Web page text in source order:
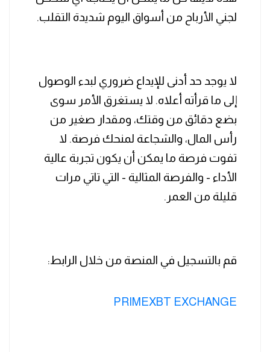
لجني الأرباح من أسواق اليوم شديدة التقلب.
لا يوجد حد أدنى للإيداع ضروري لبدء الوصول
إلى ما قرأته أعلاه. لا يستغرق الأمر سوى
بضع دقائق من وقتك، ومقدار صغير من
رأس المال، والشجاعة لمنحك فرصة. لا
تفوت فرصة ما يمكن أن يكون تجربة عالية
الأداء - والفرصة المثالية - التي تاتي مرات
قليلة من العمر.
قم بالتسجيل في المنصة من خلال الرابط:
PRIMEXBT EXCHANGE